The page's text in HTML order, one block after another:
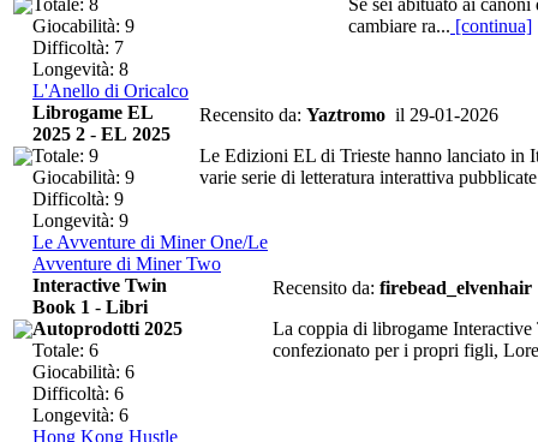
cambiare ra... [continua]
Giocabilità: 9
Difficoltà: 7
Longevità: 8
L'Anello di Oricalco
Recensito da: Yaztromo il 29-01-2026
Le Edizioni EL di Trieste hanno lanciato in
varie serie di letteratura interattiva
Librogame EL
2025 2 - EL 2025
Totale: 9
Giocabilità: 9
Difficoltà: 9
Longevità: 9
Le Avventure di Miner One/Le
Avventure di Miner Two
Recensito da: firebead_elvenhair
La coppia di librogame
confezionato per i propri figli,
Interactive Twin
Book 1 - Libri
Autoprodotti 2025
Totale: 6
Giocabilità: 6
Difficoltà: 6
Longevità: 6
Hong Kong Hustle